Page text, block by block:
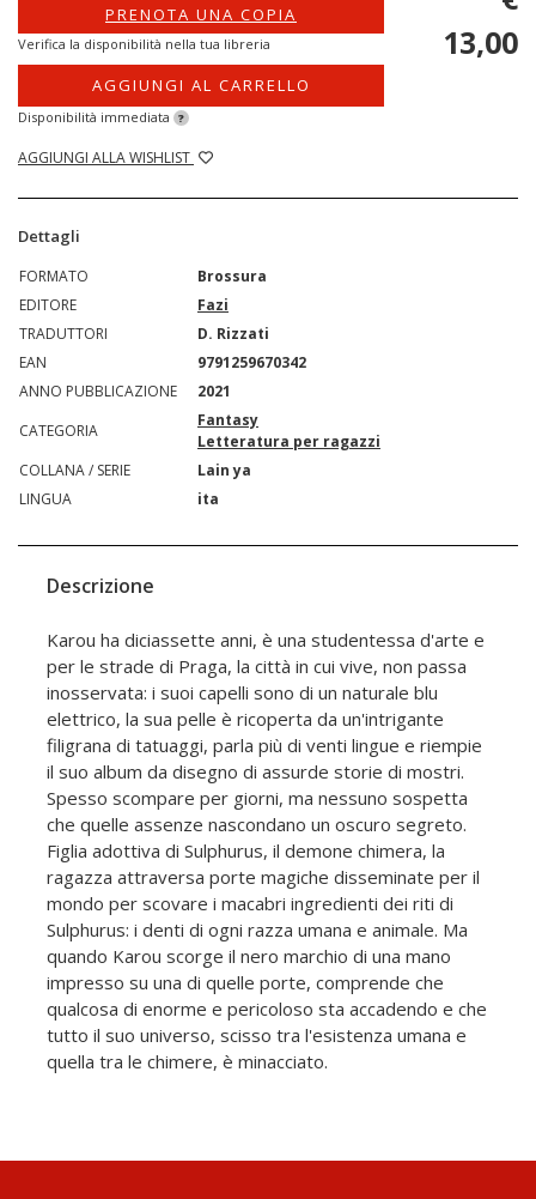
PRENOTA UNA COPIA
Verifica la disponibilità nella tua libreria
AGGIUNGI AL CARRELLO
Disponibilità immediata ?
AGGIUNGI ALLA WISHLIST
13,00
Dettagli
FORMATO
Brossura
EDITORE
Fazi
TRADUTTORI
D. Rizzati
EAN
9791259670342
ANNO PUBBLICAZIONE
2021
CATEGORIA
Fantasy
Letteratura per ragazzi
COLLANA / SERIE
Lain ya
LINGUA
ita
Descrizione
Karou ha diciassette anni, è una studentessa d'arte e
per le strade di Praga, la città in cui vive, non passa
inosservata: i suoi capelli sono di un naturale blu
elettrico, la sua pelle è ricoperta da un'intrigante
filigrana di tatuaggi, parla più di venti lingue e riempie
il suo album da disegno di assurde storie di mostri.
Spesso scompare per giorni, ma nessuno sospetta
che quelle assenze nascondano un oscuro segreto.
Figlia adottiva di Sulphurus, il demone chimera, la
ragazza attraversa porte magiche disseminate per il
mondo per scovare i macabri ingredienti dei riti di
Sulphurus: i denti di ogni razza umana e animale. Ma
quando Karou scorge il nero marchio di una mano
impresso su una di quelle porte, comprende che
qualcosa di enorme e pericoloso sta accadendo e che
tutto il suo universo, scisso tra l'esistenza umana e
quella tra le chimere, è minacciato.